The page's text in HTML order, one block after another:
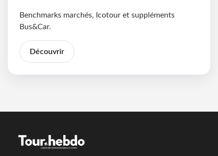
Benchmarks marchés, Icotour et suppléments
Bus&Car.
Découvrir